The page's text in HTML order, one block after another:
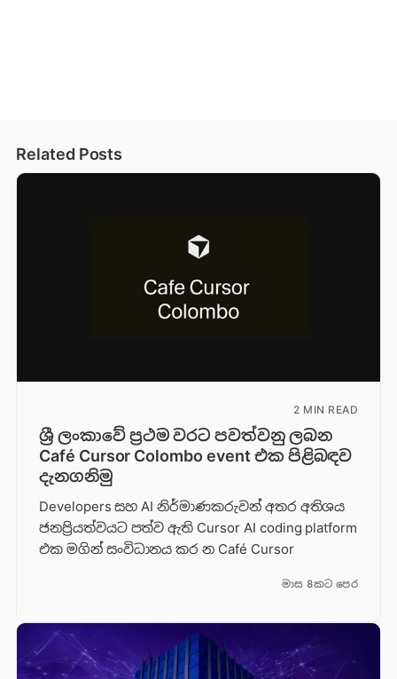
Related Posts
2 MIN READ
ශ්‍රී ලංකාවේ ප්‍රථම වරට පවත්වනු ලබන
Café Cursor Colombo event එක පිළිබඳව
දැනගනිමු
Developers සහ AI නිර්මාණකරුවන් අතර අතිශය
ජනප්‍රියත්වයට පත්ව ඇති Cursor AI coding platform
එක මගින් සංවිධානය කර න Café Cursor
මාස 8කට පෙර